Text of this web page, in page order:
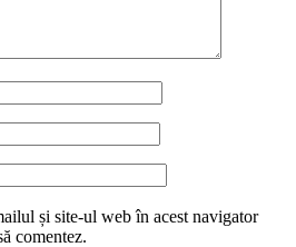
și site-ul web în acest navigator
comentez.